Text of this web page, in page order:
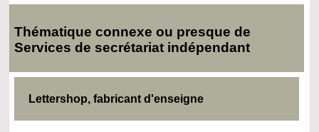
Thématique connexe ou presque de
Services de secrétariat indépendant
Lettershop, fabricant d'enseigne